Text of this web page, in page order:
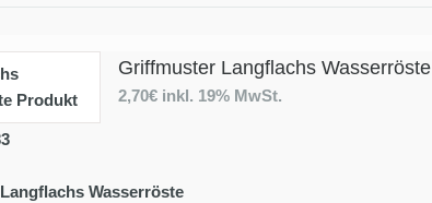
Griffmuster Langflachs Wasserröste
2,70€ inkl. 19% MwSt.
Wasserröste